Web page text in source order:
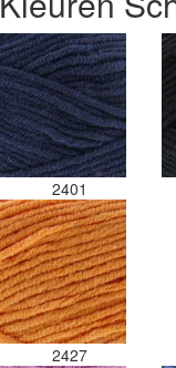
2401
2427